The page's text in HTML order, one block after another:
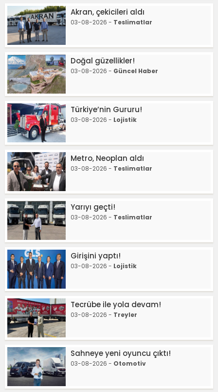
Akran, çekicileri aldı
03-08-2026 - Teslimatlar
Doğal güzellikler!
03-08-2026 - Güncel Haber
Türkiye’nin Gururu!
03-08-2026 - Lojistik
Metro, Neoplan aldı
03-08-2026 - Teslimatlar
Yarıyı geçti!
03-08-2026 - Teslimatlar
Girişini yaptı!
03-08-2026 - Lojistik
Tecrübe ile yola devam!
03-08-2026 - Treyler
Sahneye yeni oyuncu çıktı!
03-08-2026 - Otomotiv